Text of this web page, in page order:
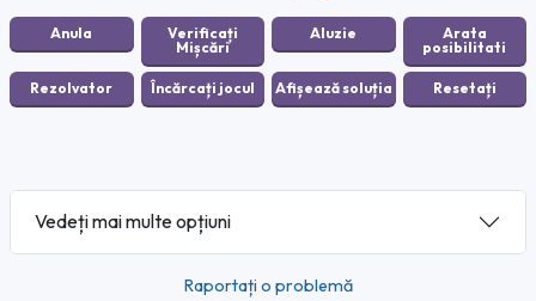
Vedeți mai multe opțiuni
Raportați o problemă